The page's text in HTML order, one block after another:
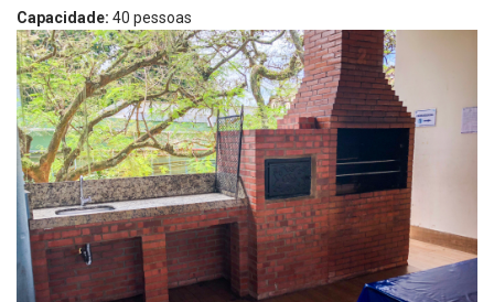
Capacidade: 40 pessoas